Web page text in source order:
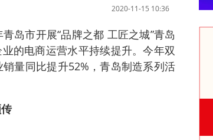
2020-11-15 10:36
岛市开展“品牌之都 工匠之城”青岛
的电商运营水平持续提升。今年双
量同比提升52%，青岛制造系列活